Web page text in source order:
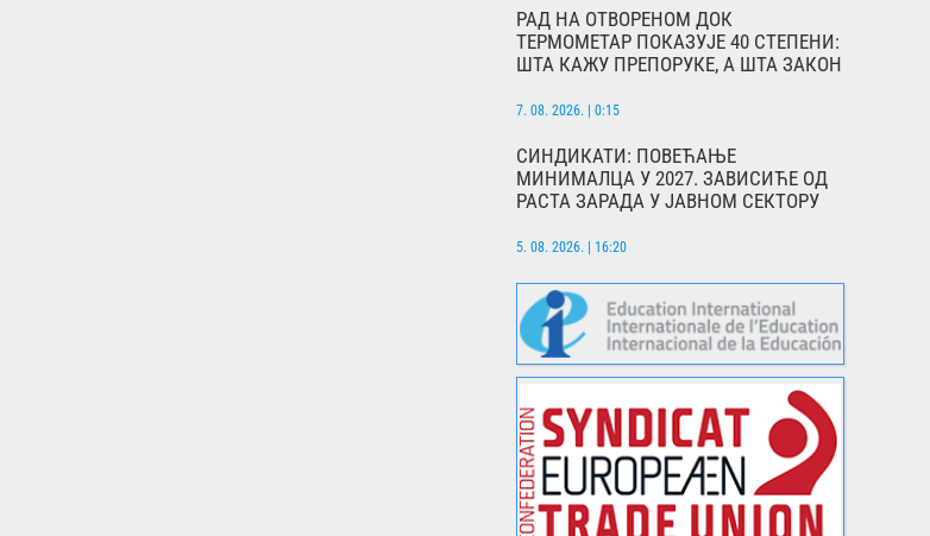
РАД НА ОТВОРЕНОМ ДОК
ТЕРМОМЕТАР ПОКАЗУЈЕ 40 СТЕПЕНИ:
ШТА КАЖУ ПРЕПОРУКЕ, А ШТА ЗАКОН
7. 08. 2026. | 0:15
СИНДИКАТИ: ПОВЕЋАЊЕ
МИНИМАЛЦА У 2027. ЗАВИСИЋЕ ОД
РАСТА ЗАРАДА У ЈАВНОМ СЕКТОРУ
5. 08. 2026. | 16:20